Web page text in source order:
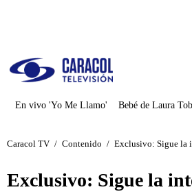
En vivo 'Yo Me Llamo' Bebé de Laura
Caracol TV / Contenido / Exclusivo: Sigue la
Exclusivo: Sigue la